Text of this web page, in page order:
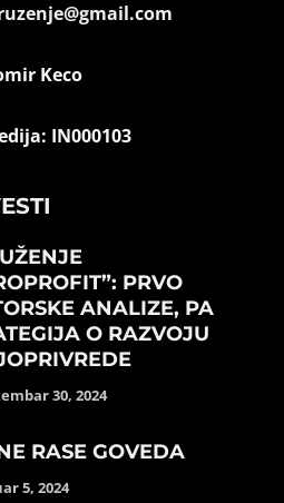
Keco
IN000103
PRVO
ANALIZE, PA
O RAZVOJU
30, 2024
RASE GOVEDA
5, 2024